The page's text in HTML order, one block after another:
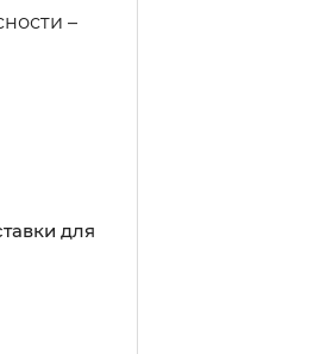
–
для